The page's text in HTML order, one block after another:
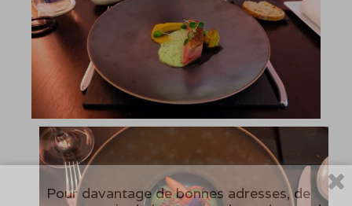
Pour davantage de bonnes adresses, de